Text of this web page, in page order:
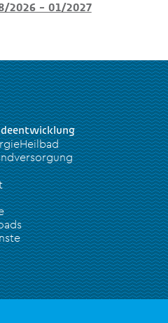
2026 – 01/2027